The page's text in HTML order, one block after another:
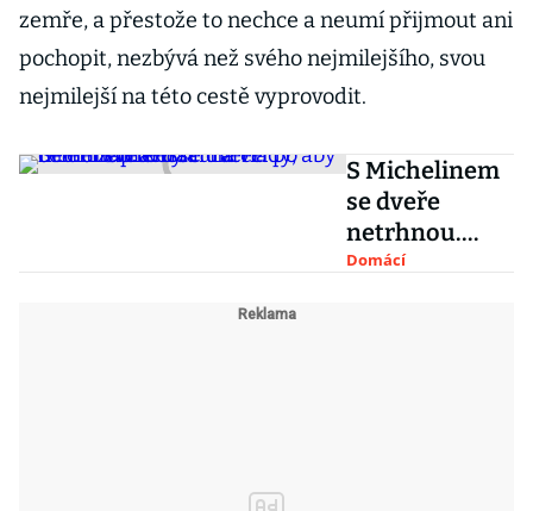
zemře, a přestože to nechce a neumí přijmout ani
pochopit, nezbývá než svého nejmilejšího, svou
nejmilejší na této cestě vyprovodit.
S Michelinem
se dveře
netrhnou.
Restauratéři
Domácí